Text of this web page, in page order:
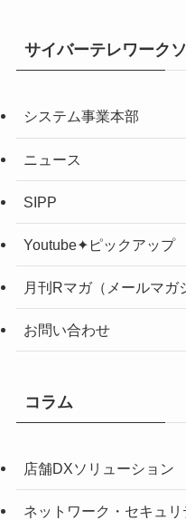
サイバーテレワーク
システム事業本部
ニュース
SIPP
Youtube✦ピックアップ
月刊Rマガ（メールマガ
お問い合わせ
コラム
店舗DXソリューション
ネットワーク・セキュリ